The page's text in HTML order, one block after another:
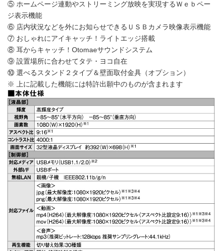
⑤ ホームページ連動やストリーミング放映を実現するＷｅｂペー
ジ表示機能
⑥ 店内状況などを外にお知らせできるＵＳＢカメラ映像表示機能
⑦ おしゃれにアイキャッチ！ライトエッジ搭載
⑧ 耳からキャッチ！Otomaeサウンドシステム
⑨ 設置場所に合わせてタテ・ヨコ自在
⑩ 選べるスタンド２タイプ＆壁面取付金具（オプション）
※ 上に記載した機能には特許出願中のものが含まれます